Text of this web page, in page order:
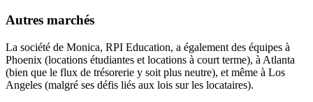
Autres marchés
La société de Monica, RPI Education, a également des équipes à
Phoenix (locations étudiantes et locations à court terme), à Atlanta
(bien que le flux de trésorerie y soit plus neutre), et même à Los
Angeles (malgré ses défis liés aux lois sur les locataires).